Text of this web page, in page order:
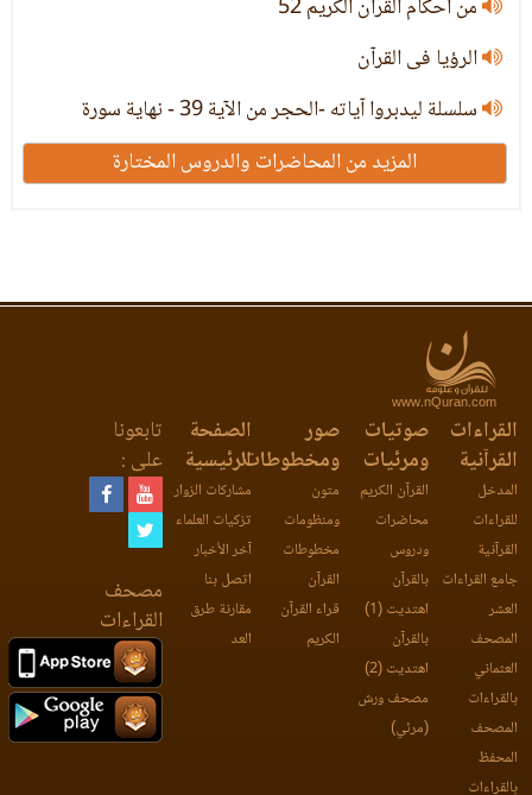
من أحكام القرآن الكريم 52
الرؤيا فى القرآن
سلسلة ليدبروا آياته -الحجر من الآية 39 - نهاية سورة
المزيد من المحاضرات والدروس المختارة
www.nQuran.com
القراءات
القرآنية
المدخل
للقراءات
القرآنية
جامع القراءات
العشر
المصحف
العثماني
بالقراءات
المصحف
المحفظ
بالقراءات
صوتيات
ومرئيات
القرآن الكريم
محاضرات
ودروس
بالقرآن
اهتديت (1)
بالقرآن
اهتديت (2)
مصحف ورش
(مرئي)
صور
ومخطوطات
متون
ومنظومات
مخطوطات
القرآن
قراء القرآن
الكريم
الصفحة
الرئيسية
مشاركات الزوار
تزكيات العلماء
آخر الأخبار
اتصل بنا
مقارنة طرق
العد
تابعونا
على :
مصحف
القراءات